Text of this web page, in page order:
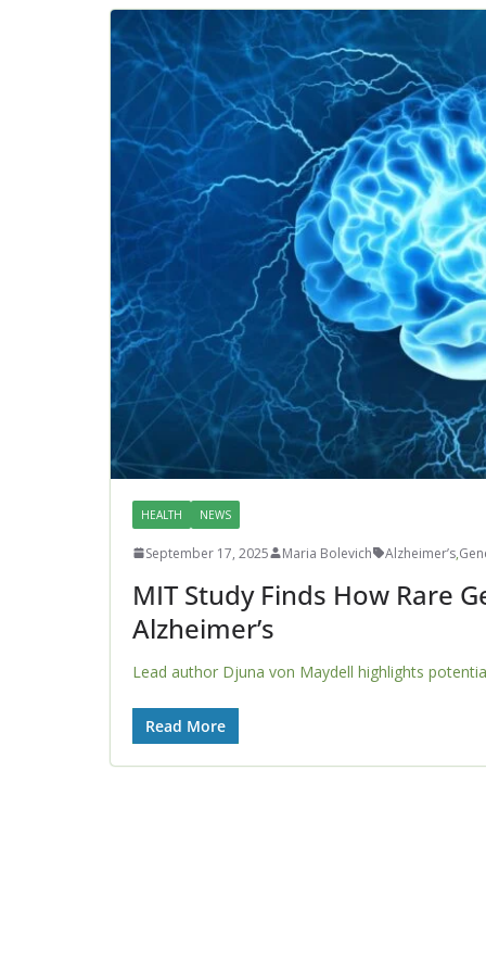
HEALTH NEWS
September 17, 2025 Maria Bolevich Alzheimer’s,
MIT Study Finds How Rare
Alzheimer’s
Lead author Djuna von Maydell highlights
Read More